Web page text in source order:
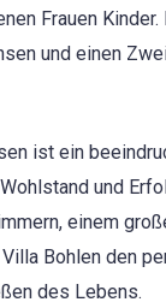
Frauen
und einen
ist ein
und
einem
Bohlen den
des Lebens.